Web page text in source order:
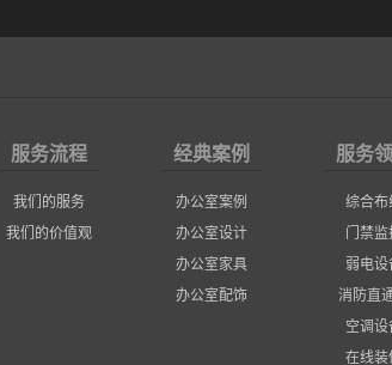
服务流程
我们的服务
我们的价值观
经典案例
办公室案例
办公室设计
办公室家具
办公室配饰
服务
综合布
门禁监
弱电设
消防直
空调设
在线装